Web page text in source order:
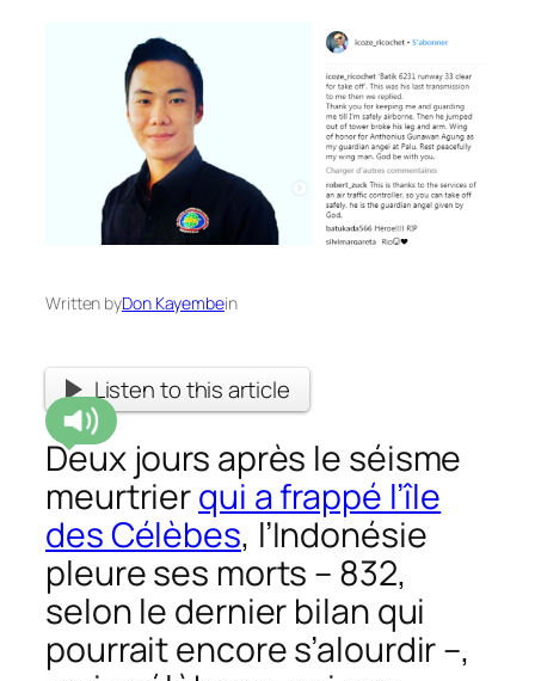
Written byDon Kayembein
Listen to this article
Deux jours après le séisme
meurtrierqui a frappé l’île
des Célèbes, l’Indonésie
pleure ses morts – 832,
selon le dernier bilan qui
pourrait encore s’alourdir –,